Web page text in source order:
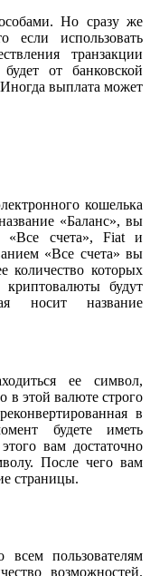
Но сразу же
если использовать
транзакции
от банковской
выплата может
кошелька
«Баланс», вы
«Все счета», Fiat и
«Все счета» вы
количество которых
криптовалюты будут
носит название
ее символ,
в этой валюте строго
в
будете иметь
вам достаточно
После чего вам
страницы.
пользователям
возможностей.